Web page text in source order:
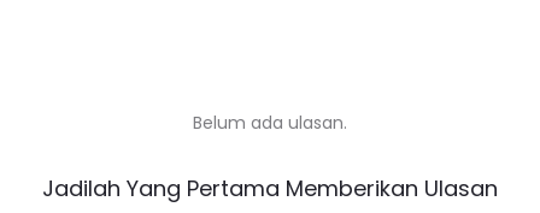
U
Belum ada ulasan.
Jadilah Yang Pertama Memberikan Ulasan